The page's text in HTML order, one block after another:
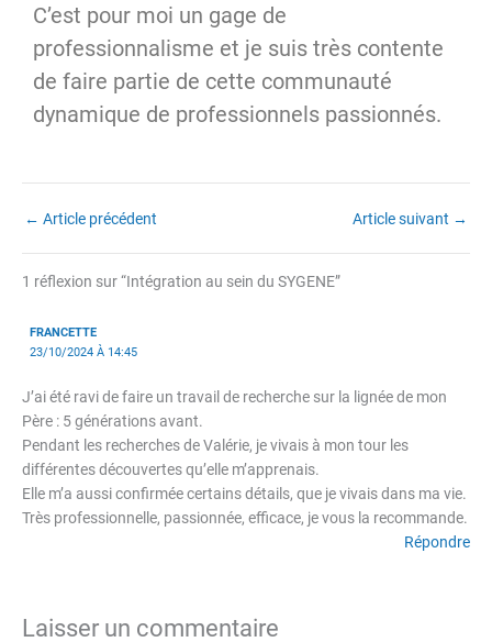
C’est pour moi un gage de
professionnalisme et je suis très contente
de faire partie de cette communauté
dynamique de professionnels passionnés.
← Article précédent Article suivant →
1 réflexion sur “Intégration au sein du SYGENE”
FRANCETTE
23/10/2024 À 14:45
J’ai été ravi de faire un travail de recherche sur la lignée de mon
Père : 5 générations avant.
Pendant les recherches de Valérie, je vivais à mon tour les
différentes découvertes qu’elle m’apprenais.
Elle m’a aussi confirmée certains détails, que je vivais dans ma vie.
Très professionnelle, passionnée, efficace, je vous la recommande.
Répondre
Laisser un commentaire